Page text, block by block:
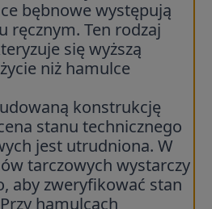
bębnowe występują
ręcznym. Ten rodzaj
się wyższą
niż hamulce
konstrukcję
stanu technicznego
jest utrudniona. W
tarczowych wystarczy
aby zweryfikować stan
hamulcach